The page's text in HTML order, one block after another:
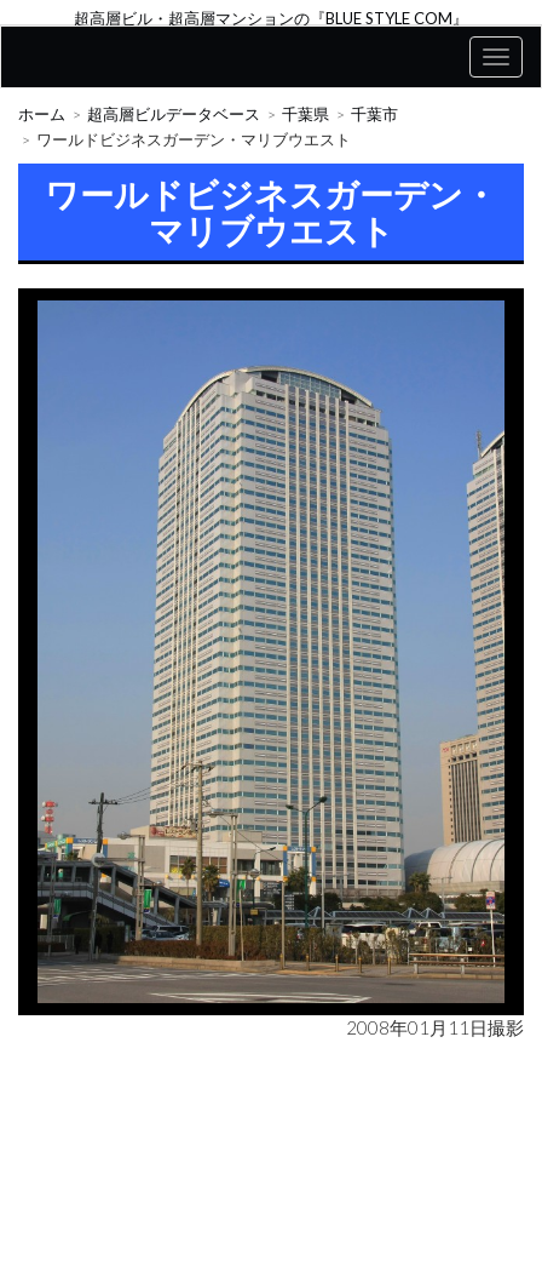
超高層ビル・超高層マンションの『BLUE STYLE COM』
ホーム 超高層ビルデータベース 千葉県
千葉市
ワールドビジネスガーデン・マリブウエスト
ワールドビジネスガーデン・
マリブウエスト
2008年01月11日撮影